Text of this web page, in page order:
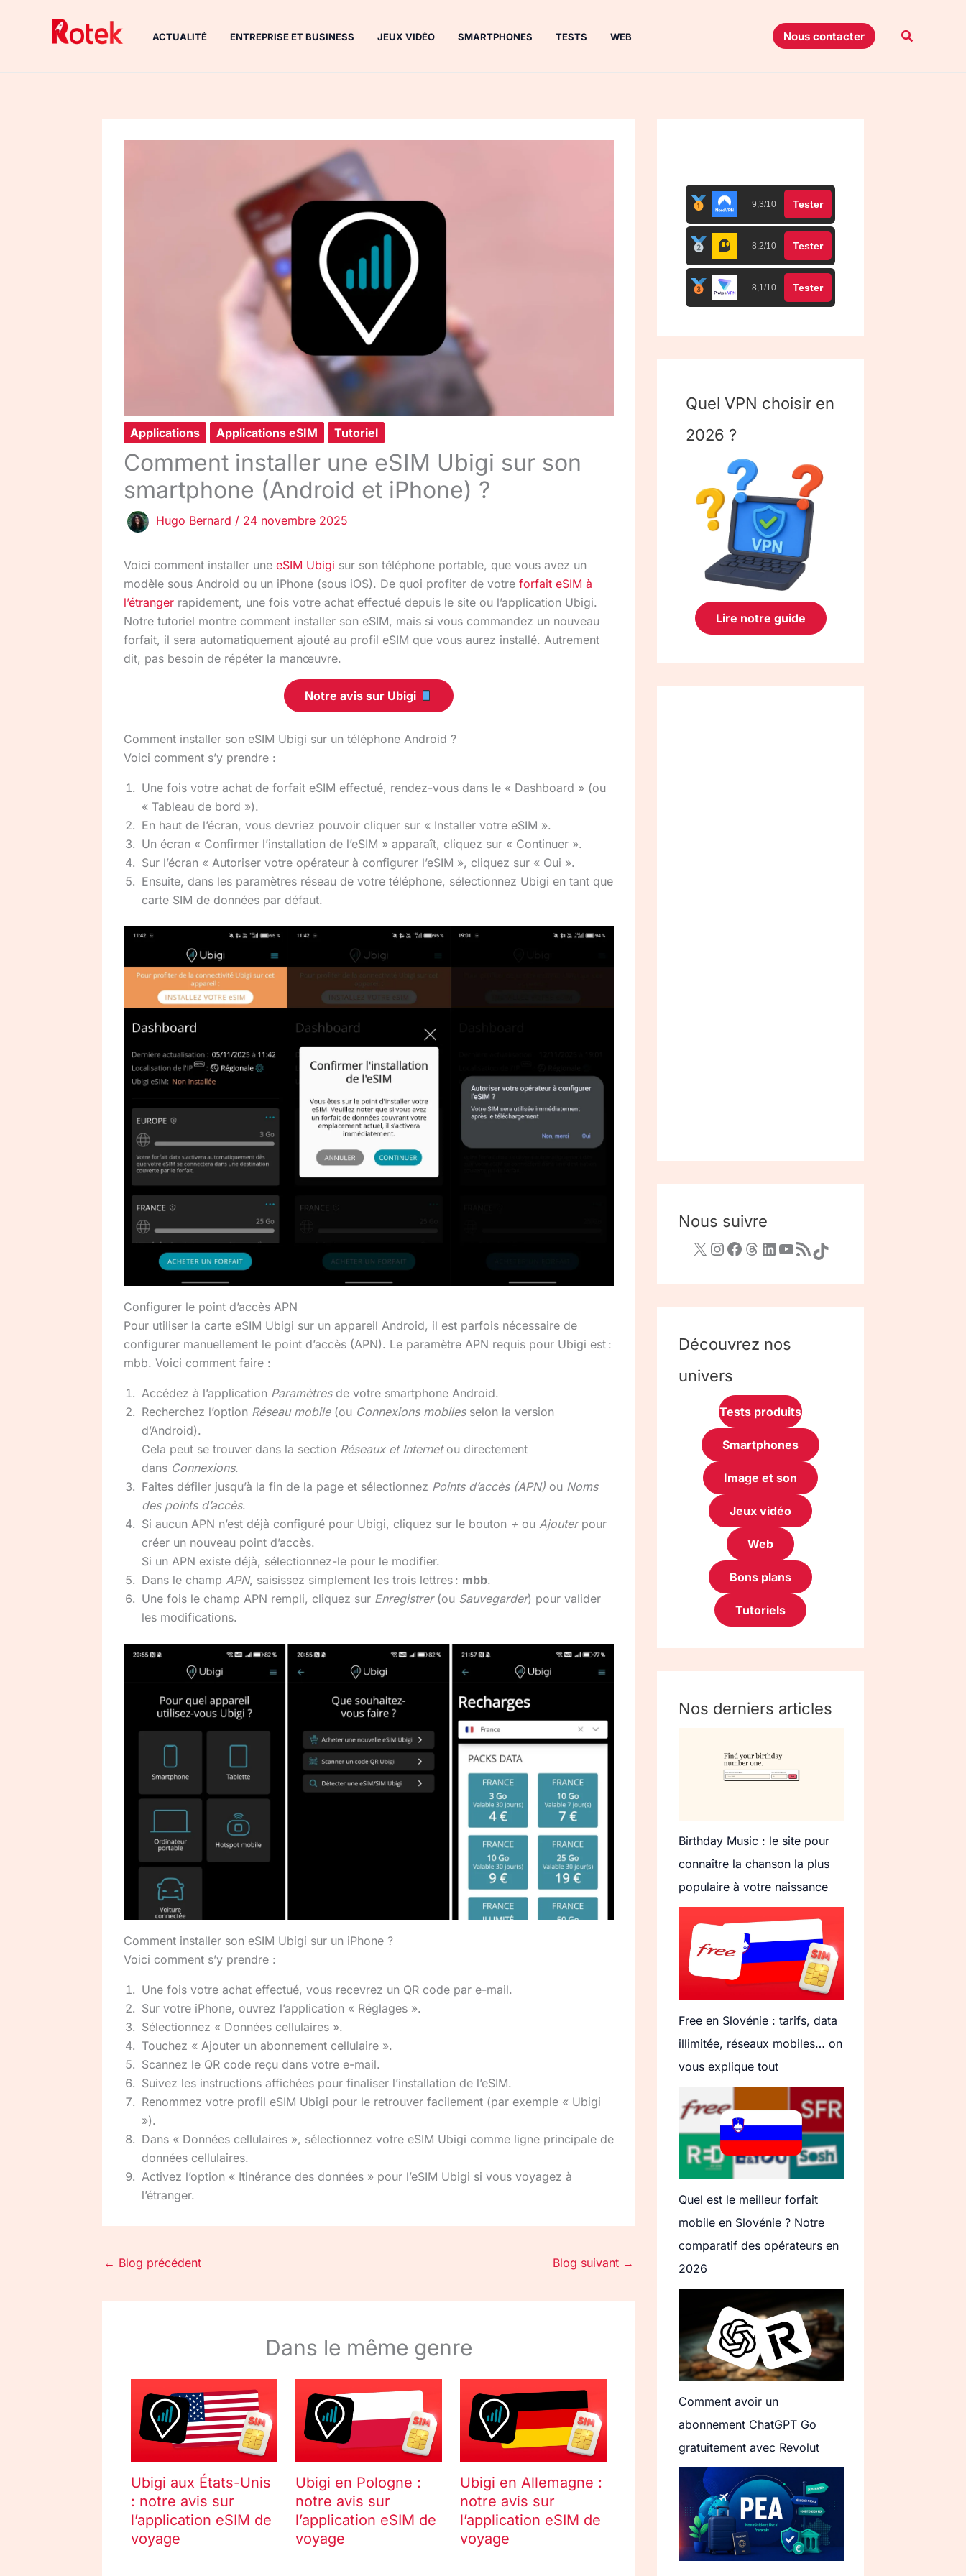
ACTUALITÉ ENTREPRISE ET BUSINESS JEUX VIDÉO SMARTPHONES TESTS WEB Nous contacter
Applications Applications eSIM Tutoriel
Comment installer une eSIM Ubigi sur son
smartphone (Android et iPhone) ?
Hugo Bernard / 24 novembre 2025
Voici comment installer une eSIM Ubigi sur son téléphone portable, que vous avez un
modèle sous Android ou un iPhone (sous iOS). De quoi profiter de votre forfait eSIM à
l’étranger rapidement, une fois votre achat effectué depuis le site ou l’application Ubigi.
Notre tutoriel montre comment installer son eSIM, mais si vous commandez un nouveau
forfait, il sera automatiquement ajouté au profil eSIM que vous aurez installé. Autrement
dit, pas besoin de répéter la manœuvre.
Notre avis sur Ubigi
Comment installer son eSIM Ubigi sur un téléphone Android ?
Voici comment s’y prendre :
Une fois votre achat de forfait eSIM effectué, rendez-vous dans le « Dashboard » (ou
« Tableau de bord »).
En haut de l’écran, vous devriez pouvoir cliquer sur « Installer votre eSIM ».
Un écran « Confirmer l’installation de l’eSIM » apparaît, cliquez sur « Continuer ».
Sur l’écran « Autoriser votre opérateur à configurer l’eSIM », cliquez sur « Oui ».
Ensuite, dans les paramètres réseau de votre téléphone, sélectionnez Ubigi en tant que
carte SIM de données par défaut.
Configurer le point d’accès APN
Pour utiliser la carte eSIM Ubigi sur un appareil Android, il est parfois nécessaire de
configurer manuellement le point d’accès (APN). Le paramètre APN requis pour Ubigi est :
mbb. Voici comment faire :
Accédez à l’application Paramètresde votre smartphone Android.
Recherchez l’option Réseau mobile(ou Connexions mobilesselon la version
d’Android).
Cela peut se trouver dans la section Réseaux et Internetou directement
dans Connexions.
Faites défiler jusqu’à la fin de la page et sélectionnez Points d’accès (APN) ou Noms
des points d’accès.
Si aucun APN n’est déjà configuré pour Ubigi, cliquez sur le bouton + ou Ajouterpour
créer un nouveau point d’accès.
Si un APN existe déjà, sélectionnez-le pour le modifier.
Dans le champ APN, saisissez simplement les trois lettres : mbb.
Une fois le champ APN rempli, cliquez sur Enregistrer(ou Sauvegarder) pour valider
les modifications.
Comment installer son eSIM Ubigi sur un iPhone ?
Voici comment s’y prendre :
Une fois votre achat effectué, vous recevrez un QR code par e-mail.
Sur votre iPhone, ouvrez l’application « Réglages ».
Sélectionnez « Données cellulaires ».
Touchez « Ajouter un abonnement cellulaire ».
Scannez le QR code reçu dans votre e-mail.
Suivez les instructions affichées pour finaliser l’installation de l’eSIM.
Renommez votre profil eSIM Ubigi pour le retrouver facilement (par exemple « Ubigi
»).
Dans « Données cellulaires », sélectionnez votre eSIM Ubigi comme ligne principale de
données cellulaires.
Activez l’option « Itinérance des données » pour l’eSIM Ubigi si vous voyagez à
l’étranger.
← Blog précédent Blog suivant →
Dans le même genre
Ubigi aux États-Unis
: notre avis sur
l’application eSIM de
voyage
Ubigi en Pologne :
notre avis sur
l’application eSIM de
voyage
Ubigi en Allemagne :
notre avis sur
l’application eSIM de
voyage
9,3/10 Tester
8,2/10 Tester
8,1/10 Tester
Quel VPN choisir en
2026 ?
Lire notre guide
Nous suivre
Découvrez nos
univers
Tests produits
Smartphones
Image et son
Jeux vidéo
Web
Bons plans
Tutoriels
Nos derniers articles
Birthday Music : le site pour
connaître la chanson la plus
populaire à votre naissance
Free en Slovénie : tarifs, data
illimitée, réseaux mobiles… on
vous explique tout
Quel est le meilleur forfait
mobile en Slovénie ? Notre
comparatif des opérateurs en
2026
Comment avoir un
abonnement ChatGPT Go
gratuitement avec Revolut